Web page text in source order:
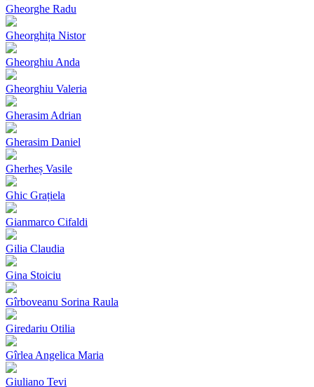
Gheorghe Radu
Gheorghița Nistor
Gheorghiu Anda
Gheorghiu Valeria
Gherasim Adrian
Gherasim Daniel
Gherheș Vasile
Ghic Grațiela
Gianmarco Cifaldi
Gilia Claudia
Gina Stoiciu
Gîrboveanu Sorina Raula
Giredariu Otilia
Gîrlea Angelica Maria
Giuliano Tevi